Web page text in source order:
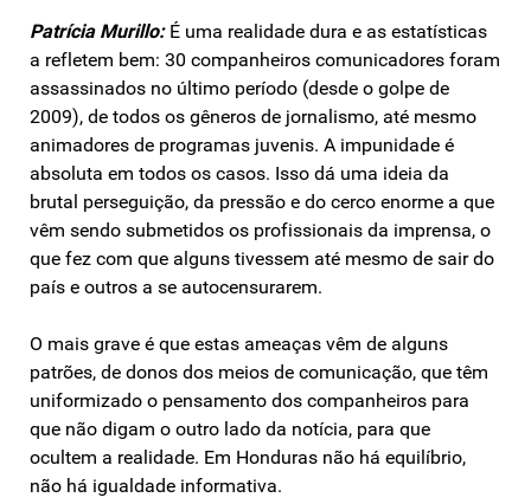
Patrícia Murillo:É uma realidade dura e as estatísticas
a refletem bem: 30 companheiros comunicadores foram
assassinados no último período (desde o golpe de
2009), de todos os gêneros de jornalismo, até mesmo
animadores de programas juvenis. A impunidade é
absoluta em todos os casos. Isso dá uma ideia da
brutal perseguição, da pressão e do cerco enorme a que
vêm sendo submetidos os profissionais da imprensa, o
que fez com que alguns tivessem até mesmo de sair do
país e outros a se autocensurarem.
O mais grave é que estas ameaças vêm de alguns
patrões, de donos dos meios de comunicação, que têm
uniformizado o pensamento dos companheiros para
que não digam o outro lado da notícia, para que
ocultem a realidade. Em Honduras não há equilíbrio,
não há igualdade informativa.